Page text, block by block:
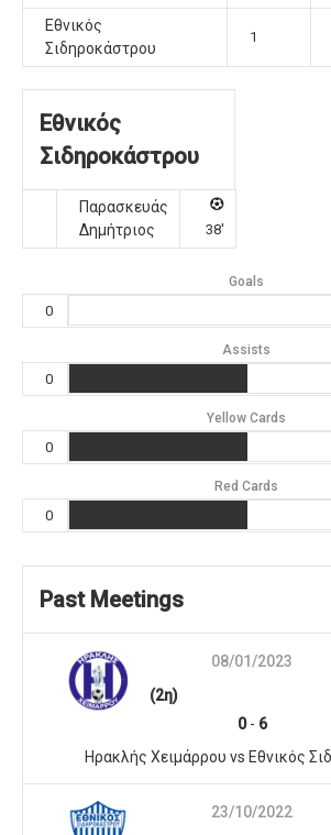
Εθνικός
Σιδηροκάστρου
1
Εθνικός
Σιδηροκάστρου
Παρασκευάς
Δημήτριος
38'
Goals
0
Assists
0
Yellow Cards
0
Red Cards
0
Past Meetings
08/01/2023
(2η)
0- 6
Ηρακλής Χειμάρρου vs Εθνικός
23/10/2022